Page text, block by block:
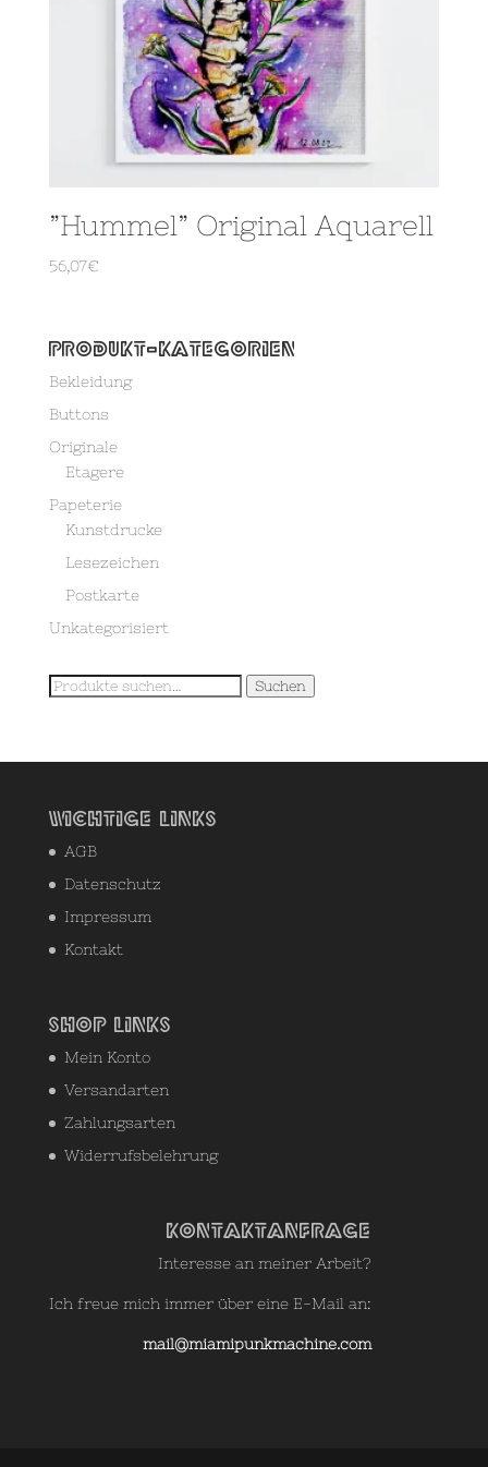
”Hummel” Original Aquarell
56,07€
Produkt-Kategorien
Bekleidung
Buttons
Originale
Etagere
Papeterie
Kunstdrucke
Lesezeichen
Postkarte
Unkategorisiert
Suche
Suchen
Wichtige Links
AGB
Datenschutz
Impressum
Kontakt
Shop Links
Mein Konto
Versandarten
Zahlungsarten
Widerrufsbelehrung
Kontaktanfrage
Interesse an meiner Arbeit?
Ich freue mich immer über eine E-Mail an:
mail@miamipunkmachine.com